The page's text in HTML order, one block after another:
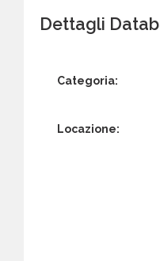
Dettagli
Categoria:
Locazione: